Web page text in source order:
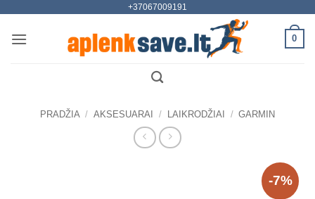
content
+37067009191
0
PRADŽIA / AKSESUARAI / LAIKRODŽIAI / GARMIN
-7%